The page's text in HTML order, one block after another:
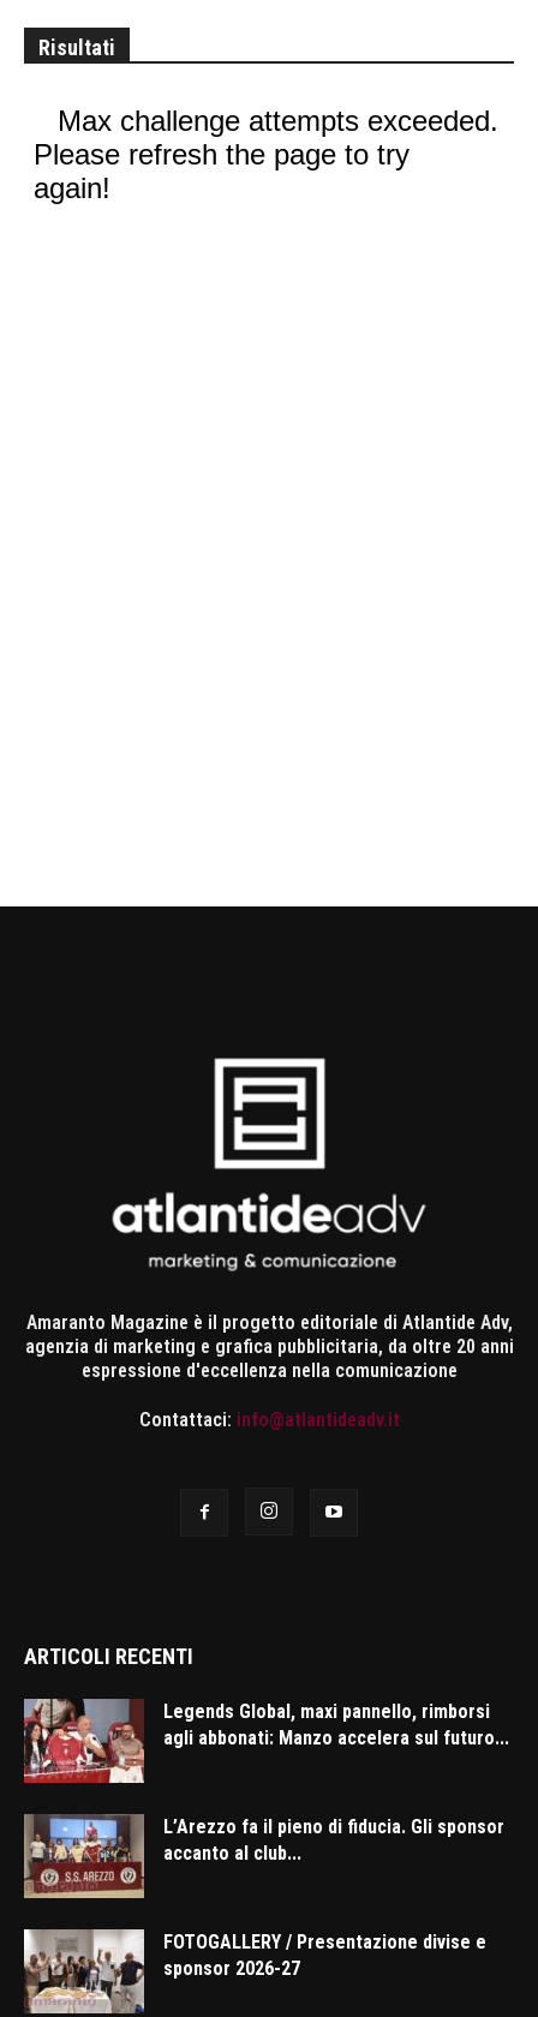
Risultati
Amaranto Magazine è il progetto editoriale di Atlantide Adv,
agenzia di marketing e grafica pubblicitaria, da oltre 20 anni
espressione d'eccellenza nella comunicazione
Contattaci: info@atlantideadv.it
ARTICOLI RECENTI
Legends Global, maxi pannello, rimborsi
agli abbonati: Manzo accelera sul futuro...
L’Arezzo fa il pieno di fiducia. Gli sponsor
accanto al club...
FOTOGALLERY / Presentazione divise e
sponsor 2026-27